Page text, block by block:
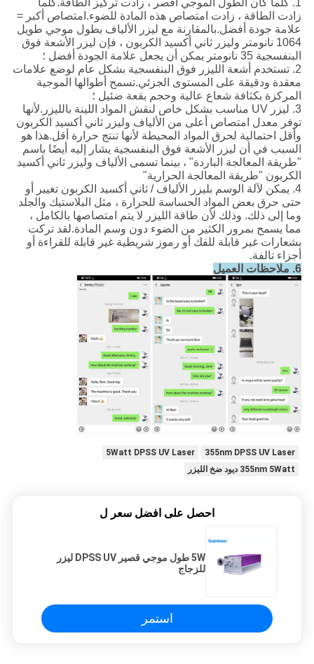
1. كلما كان الطول الموجي أقصر ، زادت تركيز الطاقة.كلما
زادت الطاقة ، زادت امتصاص هذه المادة للضوء.امتصاص أكبر =
علامة جودة أفضل.بالمقارنة مع ليزر الألياف بطول موجي طويل
1064 نانومتر وليزر ثاني أكسيد الكربون ، فإن ليزر الأشعة فوق
البنفسجية 35 نانومتر يمكن أن يجعل علامة الجودة أفضل ؛
2. تستخدم أشعة الليزر فوق البنفسجية بشكل عام لوضع علامات
معقدة ودقيقة على المستوى الجزئي.تسمح أطوالها الموجية
المركزة بكثافة شعاع عالية وحجم بقعة ضئيل ؛
3. ليزر UV مناسب بشكل خاص لنقش المواد اللينة بالليزر.لأنها
توفر معدل امتصاص أعلى من الألياف وليزر ثاني أكسيد الكربون
وأقل احتمالية لحرق المواد المحيطة لأنها تنتج حرارة أقل.هذا هو
السبب في أن ليزر الأشعة فوق البنفسجية يشار إليه أيضًا باسم
"طريقة المعالجة الباردة" ، بينما تسمى الألياف وليزر ثاني أكسيد
الكربون "طريقة المعالجة الحرارية"
4. يمكن لآلة الوسم بليزر الألياف / ثاني أكسيد الكربون تغيير أو
حتى حرق بعض المواد الحساسة للحرارة ، مثل البلاستيك والجلد
وما إلى ذلك. وذلك لأن طاقة الليزر لا يتم امتصاصها بالكامل ،
مما يسمح بمرور الكثير من الضوء دون وسم المادة.لقد تركت
بشعارات غير قابلة للفك أو رموز شريطية غير قابلة للقراءة أو
أجزاء تالفة.
6. ملاحظات العميل
355nm DPSS UV Laser
5Watt DPSS UV Laser
355nm 5Watt ديود ضخ الليزر
احصل على افضل سعر ل
5W طول موجي قصير DPSS UV ليزر
للزجاج
استمر